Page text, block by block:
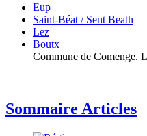
Eup
Saint-Béat / Sent Beath
Lez
Boutx
Commune de
Sommaire Articles